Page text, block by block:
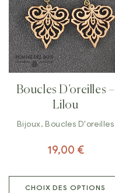
Boucles D’oreilles –
Lilou
Bijoux,Boucles D'oreilles
19,00 €
CHOIX DES OPTIONS